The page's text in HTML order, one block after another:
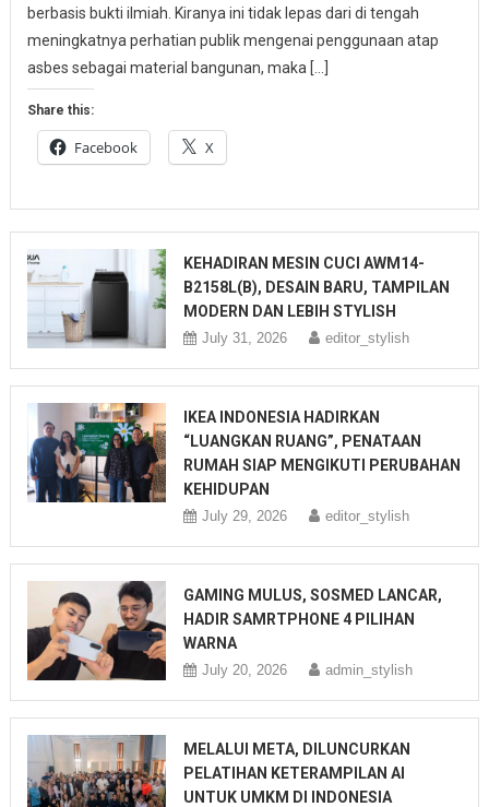
berbasis bukti ilmiah. Kiranya ini tidak lepas dari di tengah
meningkatnya perhatian publik mengenai penggunaan atap
asbes sebagai material bangunan, maka […]
Share this:
Facebook X
KEHADIRAN MESIN CUCI AWM14-
B2158L(B), DESAIN BARU, TAMPILAN
MODERN DAN LEBIH STYLISH
July 31, 2026 editor_stylish
IKEA INDONESIA HADIRKAN
“LUANGKAN RUANG”, PENATAAN
RUMAH SIAP MENGIKUTI PERUBAHAN
KEHIDUPAN
July 29, 2026 editor_stylish
GAMING MULUS, SOSMED LANCAR,
HADIR SAMRTPHONE 4 PILIHAN
WARNA
July 20, 2026 admin_stylish
MELALUI META, DILUNCURKAN
PELATIHAN KETERAMPILAN AI
UNTUK UMKM DI INDONESIA